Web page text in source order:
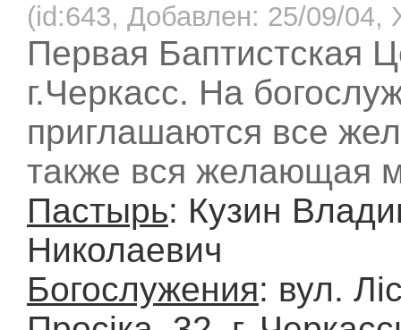
(id:643, Добавлен: 25/09/04,
Первая Баптистская
г.Черкасс. На
приглашаются все
также вся желающая
Пастырь: Кузин
Николаевич
Богослужения: вул.